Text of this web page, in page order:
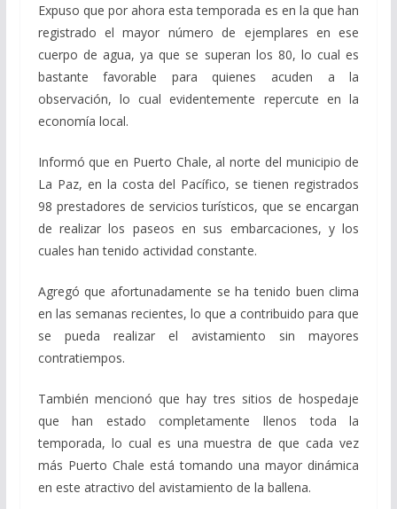
Expuso que por ahora esta temporada es en la que han
registrado el mayor número de ejemplares en ese
cuerpo de agua, ya que se superan los 80, lo cual es
bastante favorable para quienes acuden a la
observación, lo cual evidentemente repercute en la
economía local.
Informó que en Puerto Chale, al norte del municipio de
La Paz, en la costa del Pacífico, se tienen registrados
98 prestadores de servicios turísticos, que se encargan
de realizar los paseos en sus embarcaciones, y los
cuales han tenido actividad constante.
Agregó que afortunadamente se ha tenido buen clima
en las semanas recientes, lo que a contribuido para que
se pueda realizar el avistamiento sin mayores
contratiempos.
También mencionó que hay tres sitios de hospedaje
que han estado completamente llenos toda la
temporada, lo cual es una muestra de que cada vez
más Puerto Chale está tomando una mayor dinámica
en este atractivo del avistamiento de la ballena.